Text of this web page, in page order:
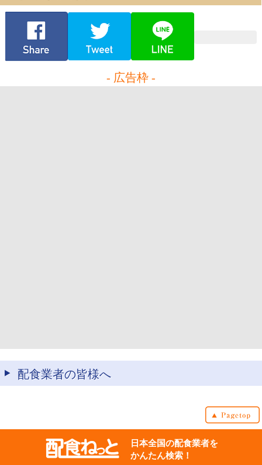
- 広告枠 -
配食業者の皆様へ
日本全国の配食業者を
かんたん検索！